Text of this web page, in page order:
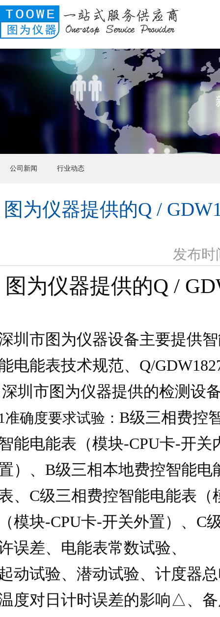
公司新闻 行业动态
图为仪器提供的Q /
发布时
图为仪器提供的Q /
圳市图为仪器设备主要提供
电能表技术规范、 Q/
深圳市图为仪器提供的检测设
准确度要求试验： B级三相费控
能电能表（模块-CPU卡-开关
）、 B级三相本地费控智能电
、 C级三相费控智能电能表（
模块-CPU卡-开关外置）、 C
误差、电能表常数试验、
动试验、潜动试验、计度器
度对日计时误差的影响△、